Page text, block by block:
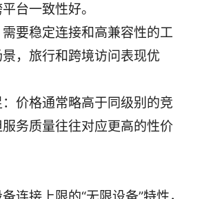
台一致性好。
要稳定连接和高兼容性的工
，旅行和跨境访问表现优
价格通常略高于同级别的竞
务质量往往对应更高的性价